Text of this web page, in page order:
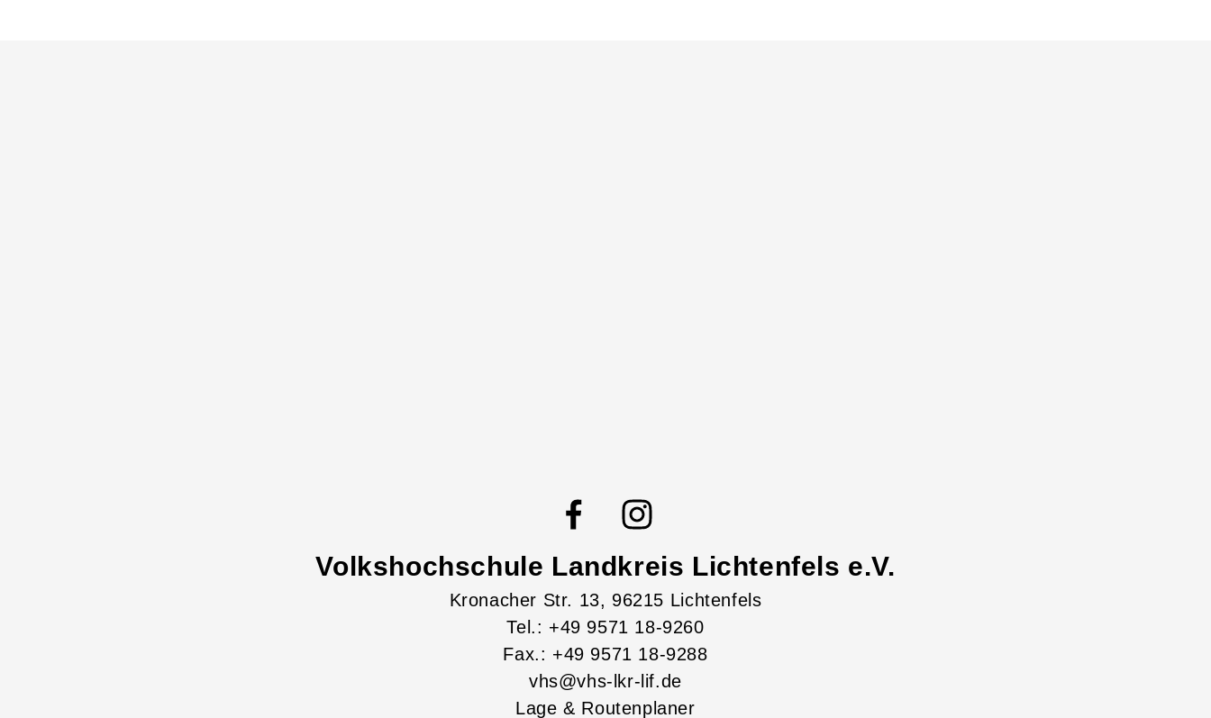
Volkshochschule Landkreis Lichtenfels e.V.
Kronacher Str. 13, 96215 Lichtenfels
Tel.: +49 9571 18-9260
Fax.: +49 9571 18-9288
vhs@vhs-lkr-lif.de
Lage & Routenplaner